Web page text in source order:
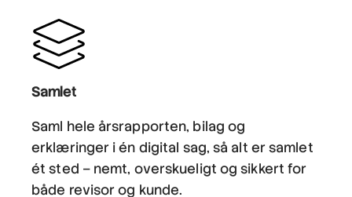
Samlet
Saml hele årsrapporten, bilag og
erklæringer i én digital sag, så alt er samlet
ét sted – nemt, overskueligt og sikkert for
både revisor og kunde.